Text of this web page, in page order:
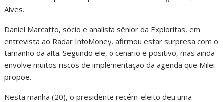
Alves.
Daniel Marcatto, sócio e analista sênior da Exploritas, em
entrevista ao Radar InfoMoney, afirmou estar surpresa com o
tamanho da alta. Segundo ele, o cenário é positivo, mas ainda
envolve muitos riscos de implementação da agenda que Milei
propõe.
Nesta manhã (20), o presidente recém-eleito deu uma